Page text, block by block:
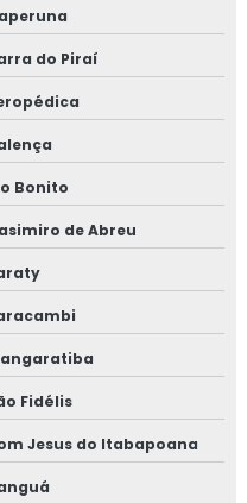
de ar
condicionado
do Piraí
Bonito
de Abreu
Fidélis
Jesus do Itabapoana